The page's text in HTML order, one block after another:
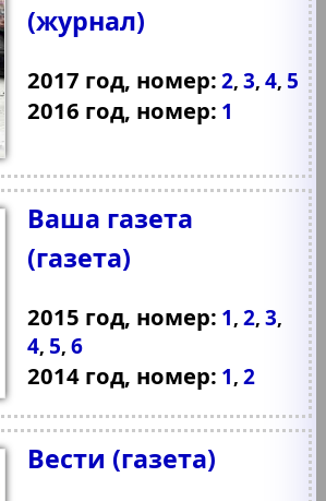
(журнал)
2017 год, номер: 2,3,4, 5
2016 год, номер: 1
Ваша газета
(газета)
2015 год, номер: 1,2,3,
4, 5,6
2014 год, номер: 1,2
Вести (газета)